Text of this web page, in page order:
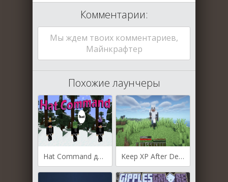
Комментарии:
Мы ждем твоих комментариев,
Майнкрафтер
Похожие лаунчеры
Hat Command для Майнкрафт [1.20.4, 1.20.3, 1.20.2] Keep XP After Death для Майнкрафт [1.21.5, 1.21.4, 1.21.1]